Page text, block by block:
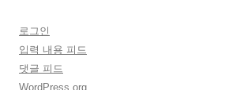
로그인
입력 내용 피드
댓글 피드
WordPress.org